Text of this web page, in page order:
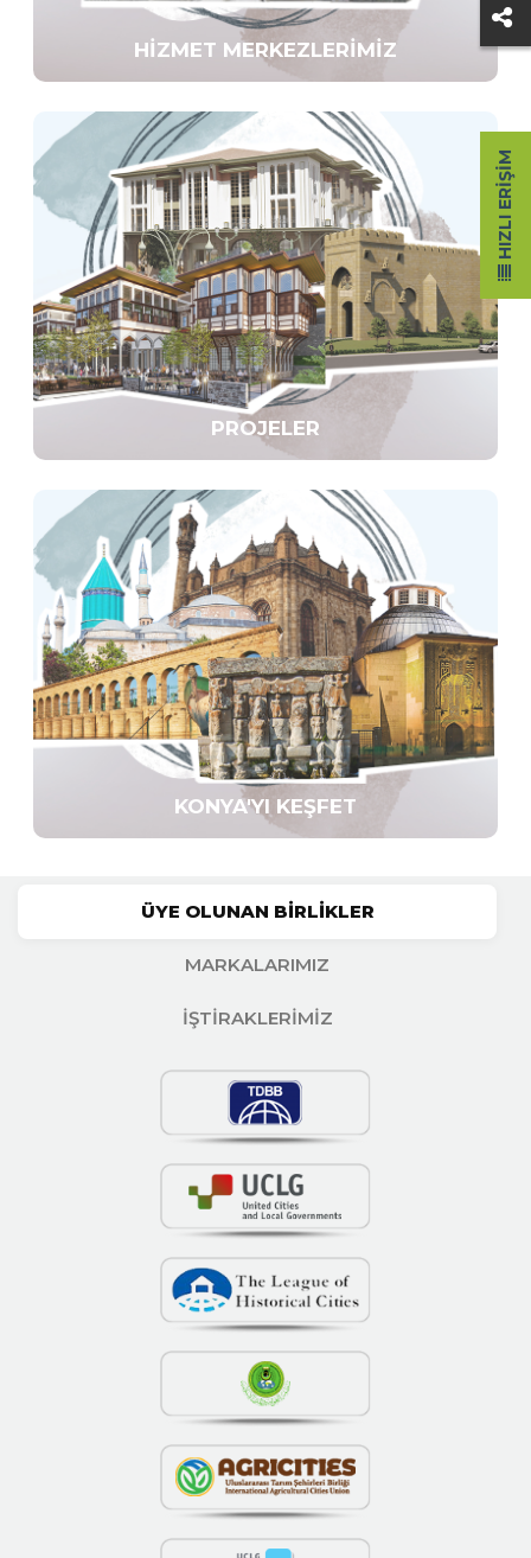
HIZMET MERKEZLERIMIZ
PROJELER
KONYA'YI KEŞFET
ÜYE OLUNAN BIRLIKLER
MARKALARIMIZ
İŞTIRAKLERIMIZ
HIZLI ERIŞIM